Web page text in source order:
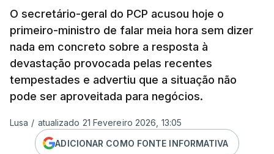
O secretário-geral do PCP acusou hoje o
primeiro-ministro de falar meia hora sem dizer
nada em concreto sobre a resposta à
devastação provocada pelas recentes
tempestades e advertiu que a situação não
pode ser aproveitada para negócios.
Lusa / atualizado 21 Fevereiro 2026, 13:05
ADICIONAR COMO FONTE INFORMATIVA